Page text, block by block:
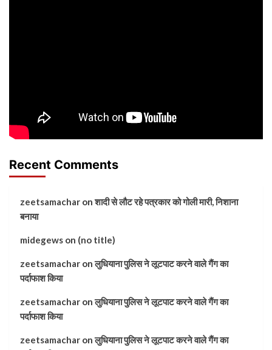
Recent Comments
zeetsamachar onशादी से लौट रहे पत्रकार को गोली मारी, निशाना
बनाया
midegews on (no title)
zeetsamachar onलुधियाना पुलिस ने लूटपाट करने वाले गैंग का
पर्दाफाश किया
zeetsamachar onलुधियाना पुलिस ने लूटपाट करने वाले गैंग का
पर्दाफाश किया
zeetsamachar onलुधियाना पुलिस ने लूटपाट करने वाले गैंग का